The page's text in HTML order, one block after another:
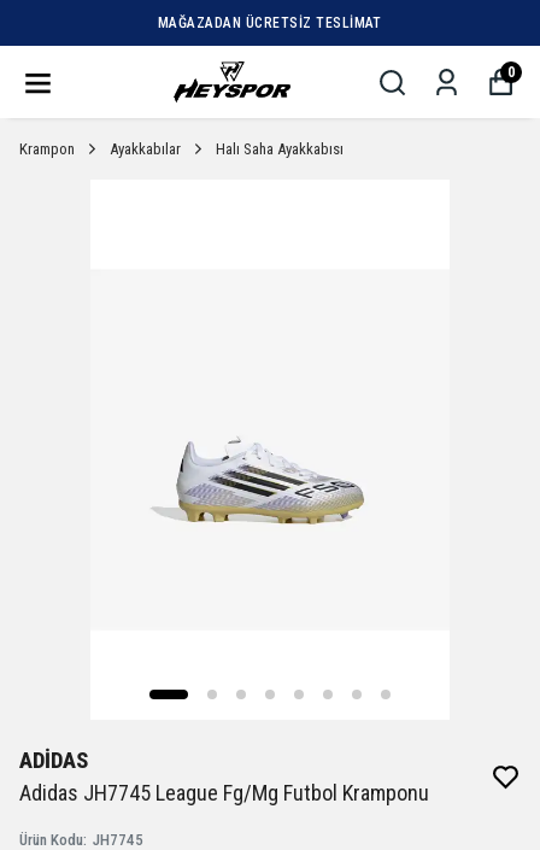
MAĞAZADAN ÜCRETSIZ TESLIMAT
0
Krampon Ayakkabılar Halı Saha Ayakkabısı
ADİDAS
Adidas JH7745 League Fg/Mg Futbol Kramponu
Ürün Kodu: JH7745